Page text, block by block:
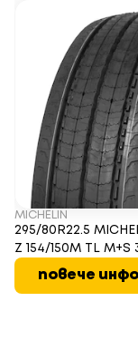
MICHELIN
295/80R22.5
Z 154/150M TL M+S
повече